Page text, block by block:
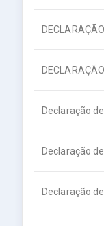
Declaração
Declaração
Declaração